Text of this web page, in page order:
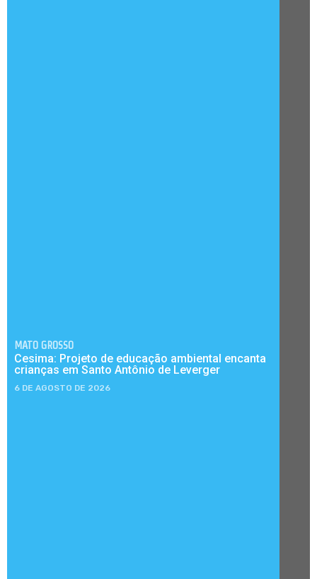
MATO GROSSO
Cesima: Projeto de educação ambiental encanta
crianças em Santo Antônio de Leverger
6 DE AGOSTO DE 2026